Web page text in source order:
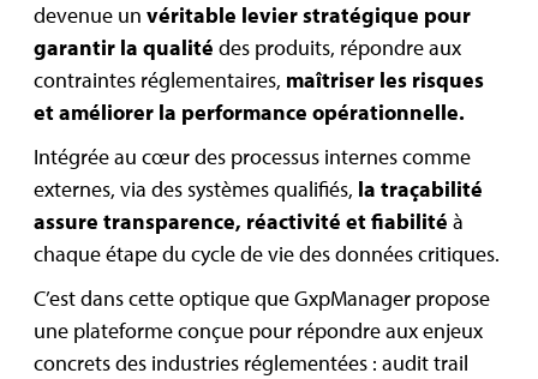
devenue un véritable levier stratégique pour
garantir la qualité des produits, répondre aux
contraintes réglementaires, maîtriser les risques
et améliorer la performance opérationnelle.
Intégrée au cœur des processus internes comme
externes, via des systèmes qualifiés, la traçabilité
assure transparence, réactivité et fiabilité à
chaque étape du cycle de vie des données critiques.
C’est dans cette optique que GxpManager propose
une plateforme conçue pour répondre aux enjeux
concrets des industries réglementées : audit trail